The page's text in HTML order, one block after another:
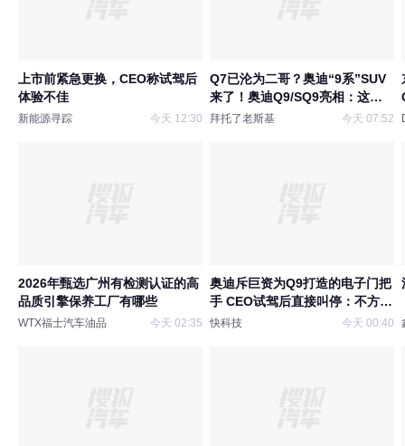
上市前紧急更换，CEO称试驾后
体验不佳
新能源寻踪 今天 12:30
Q7已沦为二哥？奥迪“9系”SUV
来了！奥迪Q9/SQ9亮相：这个
配置够旗舰吗？
拜托了老斯基 今天 07:52
2026年甄选广州有检测认证的高
品质引擎保养工厂有哪些
WTX福士汽车油品 今天 02:35
奥迪斥巨资为Q9打造的电子门把
手 CEO试驾后直接叫停：不方便
也不实用
快科技 今天 00:40